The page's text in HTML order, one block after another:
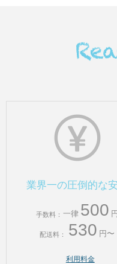
業界一の圧倒的な
手数料： 一律 500 円
配送料： 530 円〜
利用料金